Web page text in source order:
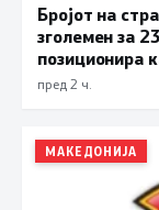
Бројот на
зголемен за
позиционира
дестинација
пред 2 ч.
МАКЕДОНИЈА